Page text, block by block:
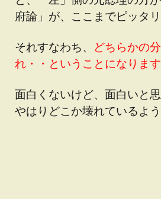
府論」が、ここまでピッタ
それすなわち、
どちらかの
れ・・ということになります
面白くないけど、面白いと
やはりどこか壊れているよう